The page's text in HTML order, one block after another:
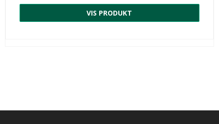
VIS PRODUKT